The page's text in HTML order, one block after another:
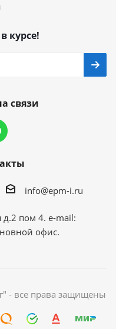
курсе!
связи
info@epm-i.ru
д.2 пом 4. e-mail:
офис.
все права защищены